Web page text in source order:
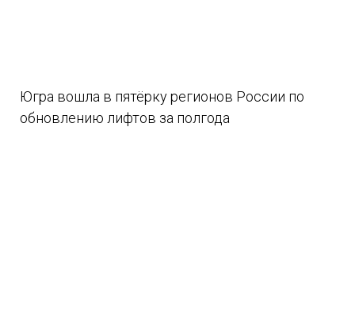
Югра вошла в пятёрку регионов России по
обновлению лифтов за полгода